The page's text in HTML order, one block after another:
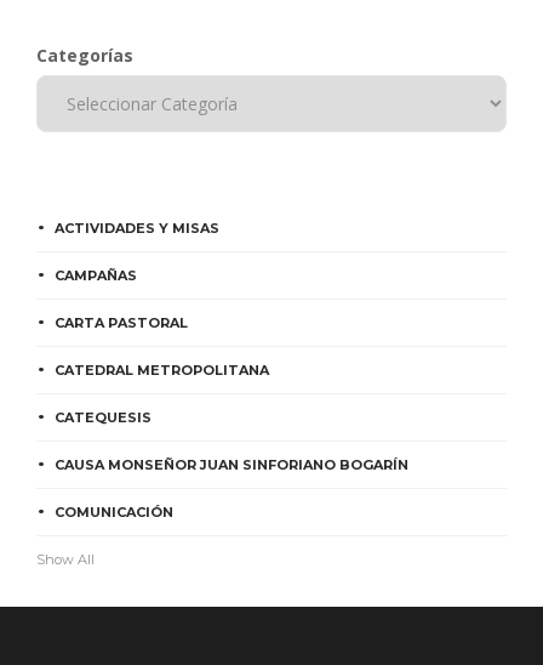
Categorías
ACTIVIDADES Y MISAS
CAMPAÑAS
CARTA PASTORAL
CATEDRAL METROPOLITANA
CATEQUESIS
CAUSA MONSEÑOR JUAN SINFORIANO BOGARÍN
COMUNICACIÓN
Show All